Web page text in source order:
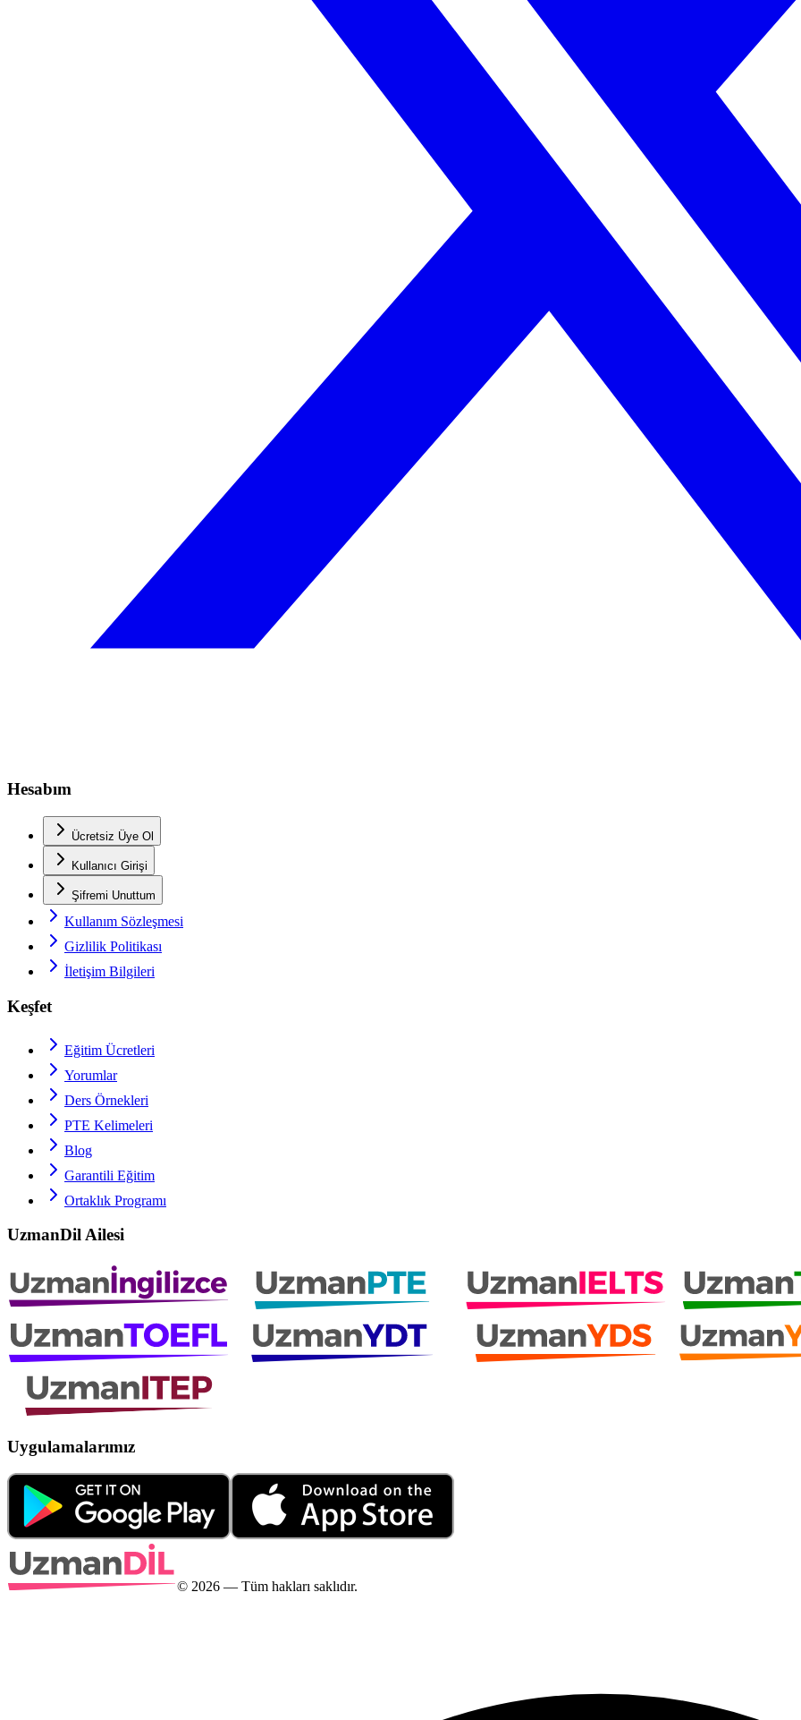
Hesabım
Ücretsiz Üye Ol
Kullanıcı Girişi
Şifremi Unuttum
Kullanım Sözleşmesi
Gizlilik Politikası
İletişim Bilgileri
Keşfet
Eğitim Ücretleri
Yorumlar
Ders Örnekleri
PTE Kelimeleri
Blog
Garantili Eğitim
Ortaklık Programı
UzmanDil Ailesi
Uygulamalarımız
© 2026 — Tüm hakları saklıdır.